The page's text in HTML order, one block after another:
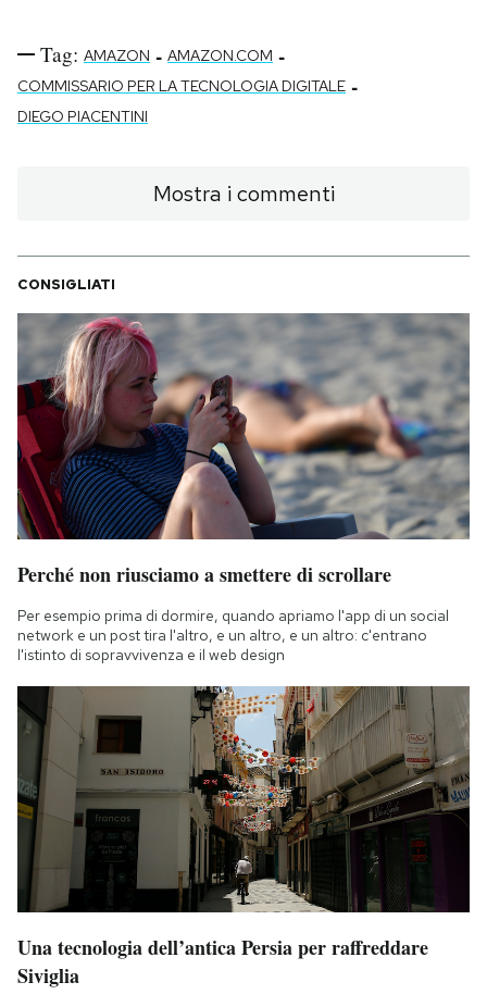
Tag: AMAZON - AMAZON.COM -
COMMISSARIO PER LA TECNOLOGIA DIGITALE -
DIEGO PIACENTINI
Mostra i commenti
CONSIGLIATI
Perché non riusciamo a smettere di scrollare
Per esempio prima di dormire, quando apriamo l'app di un social
network e un post tira l'altro, e un altro, e un altro: c'entrano
l'istinto di sopravvivenza e il web design
Una tecnologia dell’antica Persia per raffreddare
Siviglia